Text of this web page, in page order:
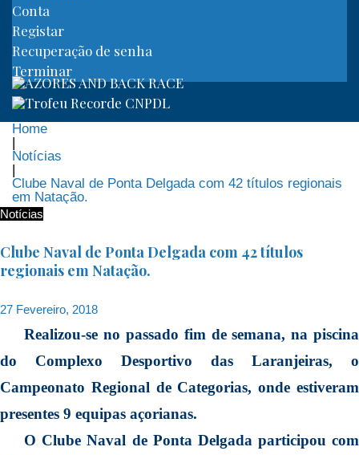
Conta
Registar
Recuperação de senha
Terminar
Home
|
Notícias
|
Clube Naval de Ponta Delgada com 42 títulos regionais
em Natação.
Notícias
Clube Naval de Ponta Delgada com 42 títulos
regionais em Natação.
27 Fevereiro, 2018
Realizou-se no passado fim de semana, na piscina
do Complexo Desportivo das Laranjeiras, o
Campeonato Regional de Categorias, onde estiveram
presentes 9 equipas açorianas.
O Clube Naval de Ponta Delgada participou com